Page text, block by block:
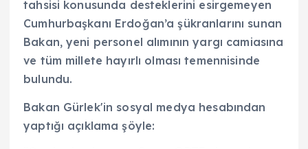
tahsisi konusunda desteklerini esirgemeyen
Cumhurbaşkanı Erdoğan’a şükranlarını sunan
Bakan, yeni personel alımının yargı camiasına
ve tüm millete hayırlı olması temennisinde
bulundu.
Bakan Gürlek'in sosyal medya hesabından
yaptığı açıklama şöyle: